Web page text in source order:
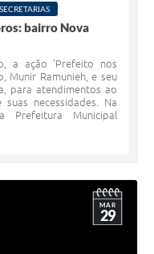
SECRETARIAS
bairro Nova
a ação 'Prefeito nos
Munir Ramunieh, e seu
para atendimentos ao
necessidades. Na
Prefeitura Municipal
MAR
29